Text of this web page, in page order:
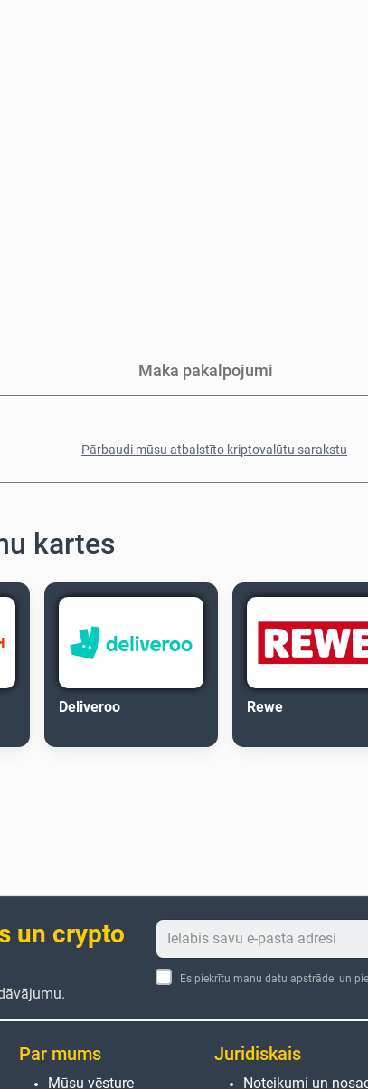
Maka pakalpojumi
Pārbaudi mūsu atbalstīto kriptovalūtu sarakstu
kartes
Deliveroo Rewe
un crypto
Es piekrītu manu datu apstrādei un
Par mums
Mūsu vēsture
Juridiskais
Noteikumi un